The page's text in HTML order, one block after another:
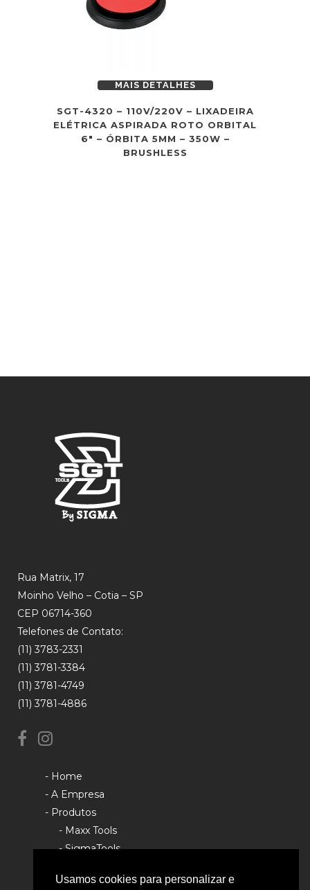
MAIS DETALHES
SGT-4320 – 110V/220V – LIXADEIRA
ELÉTRICA ASPIRADA ROTO ORBITAL
6″ – ÓRBITA 5MM – 350W –
BRUSHLESS
Rua Matrix, 17
Moinho Velho – Cotia – SP
CEP 06714-360
Telefones de Contato:
(11) 3783-2331
(11) 3781-3384
(11) 3781-4749
(11) 3781-4886
- Home
- A Empresa
- Produtos
- Maxx Tools
- SigmaTools
- Política de Privacidade
Usamos cookies para personalizar e